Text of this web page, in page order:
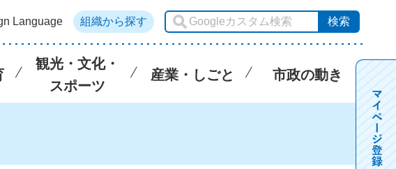
Language 組織から探す
観光・文化・
スポーツ
産業・しごと 市政の動き